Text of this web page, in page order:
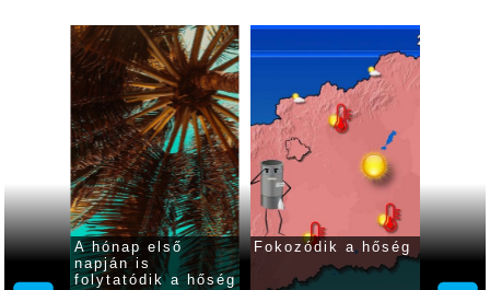
A hónap első
napján is
folytatódik a hőség
Fokozódik a hőség